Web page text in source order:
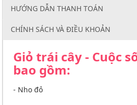
HƯỚNG DẪN THANH TOÁN
CHÍNH SÁCH VÀ ĐIỀU KHOẢN
Giỏ trái cây - Cuộc
bao gồm:
- Nho đỏ